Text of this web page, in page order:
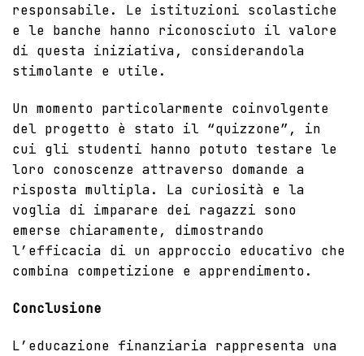
responsabile. Le istituzioni scolastiche
e le banche hanno riconosciuto il valore
di questa iniziativa, considerandola
stimolante e utile.
Un momento particolarmente coinvolgente
del progetto è stato il “quizzone”, in
cui gli studenti hanno potuto testare le
loro conoscenze attraverso domande a
risposta multipla. La curiosità e la
voglia di imparare dei ragazzi sono
emerse chiaramente, dimostrando
l’efficacia di un approccio educativo che
combina competizione e apprendimento.
Conclusione
L’educazione finanziaria rappresenta una